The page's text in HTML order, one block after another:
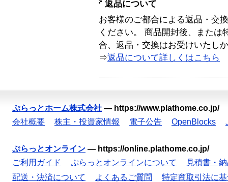
返品について
お客様のご都合による返品・交
ください。 商品開封後、または
合、返品・交換はお受けいたし
⇒返品について詳しくはこちら
ぷらっとホーム株式会社 — https://www.plathome.co.jp/
会社概要
株主・投資家情報 電子公告 OpenBlocks
ぷらっとオンライン — https://online.plathome.co.jp/
ご利用ガイド
ぷらっとオンラインについて
見積書・
配送・決済について
よくあるご質問
特定商取引法に